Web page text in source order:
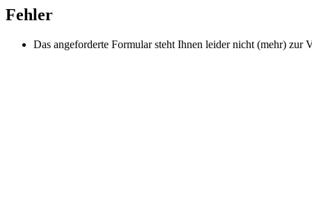
Fehler
Das angeforderte Formular steht Ihnen leider nicht (mehr) zur